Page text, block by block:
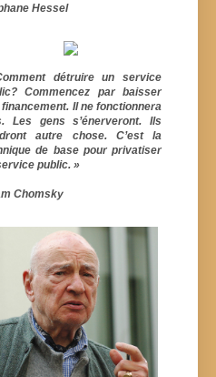
Hessel
détruire un service
Commencez par baisser
Il ne fonctionnera
Les gens s’énerveront. Ils
autre chose. C’est la
de base pour privatiser
public. »
Chomsky